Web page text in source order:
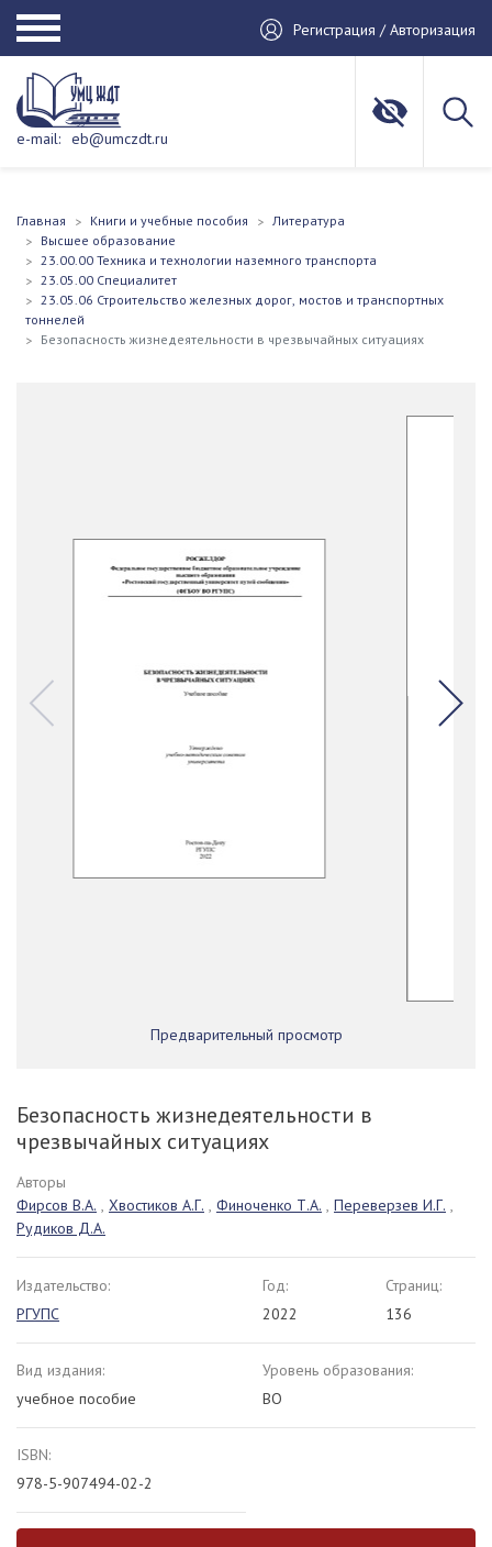
Регистрация / Авторизация
e-mail: eb@umczdt.ru
Главная Книги и учебные пособия
Литература
Высшее образование
23.00.00 Техника и технологии наземного транспорта
23.05.00 Специалитет
23.05.06 Строительство железных дорог, мостов и транспортных
тоннелей
Безопасность жизнедеятельности в чрезвычайных ситуациях
Предварительный просмотр
Безопасность жизнедеятельности в
чрезвычайных ситуациях
Авторы
Фирсов В.А. , Хвостиков А.Г. , Финоченко Т.А. , Переверзев И.Г. ,
Рудиков Д.А.
Издательство:
РГУПС
Год:
2022
Страниц:
136
Вид издания:
учебное пособие
Уровень образования:
ВО
ISBN:
978-5-907494-02-2